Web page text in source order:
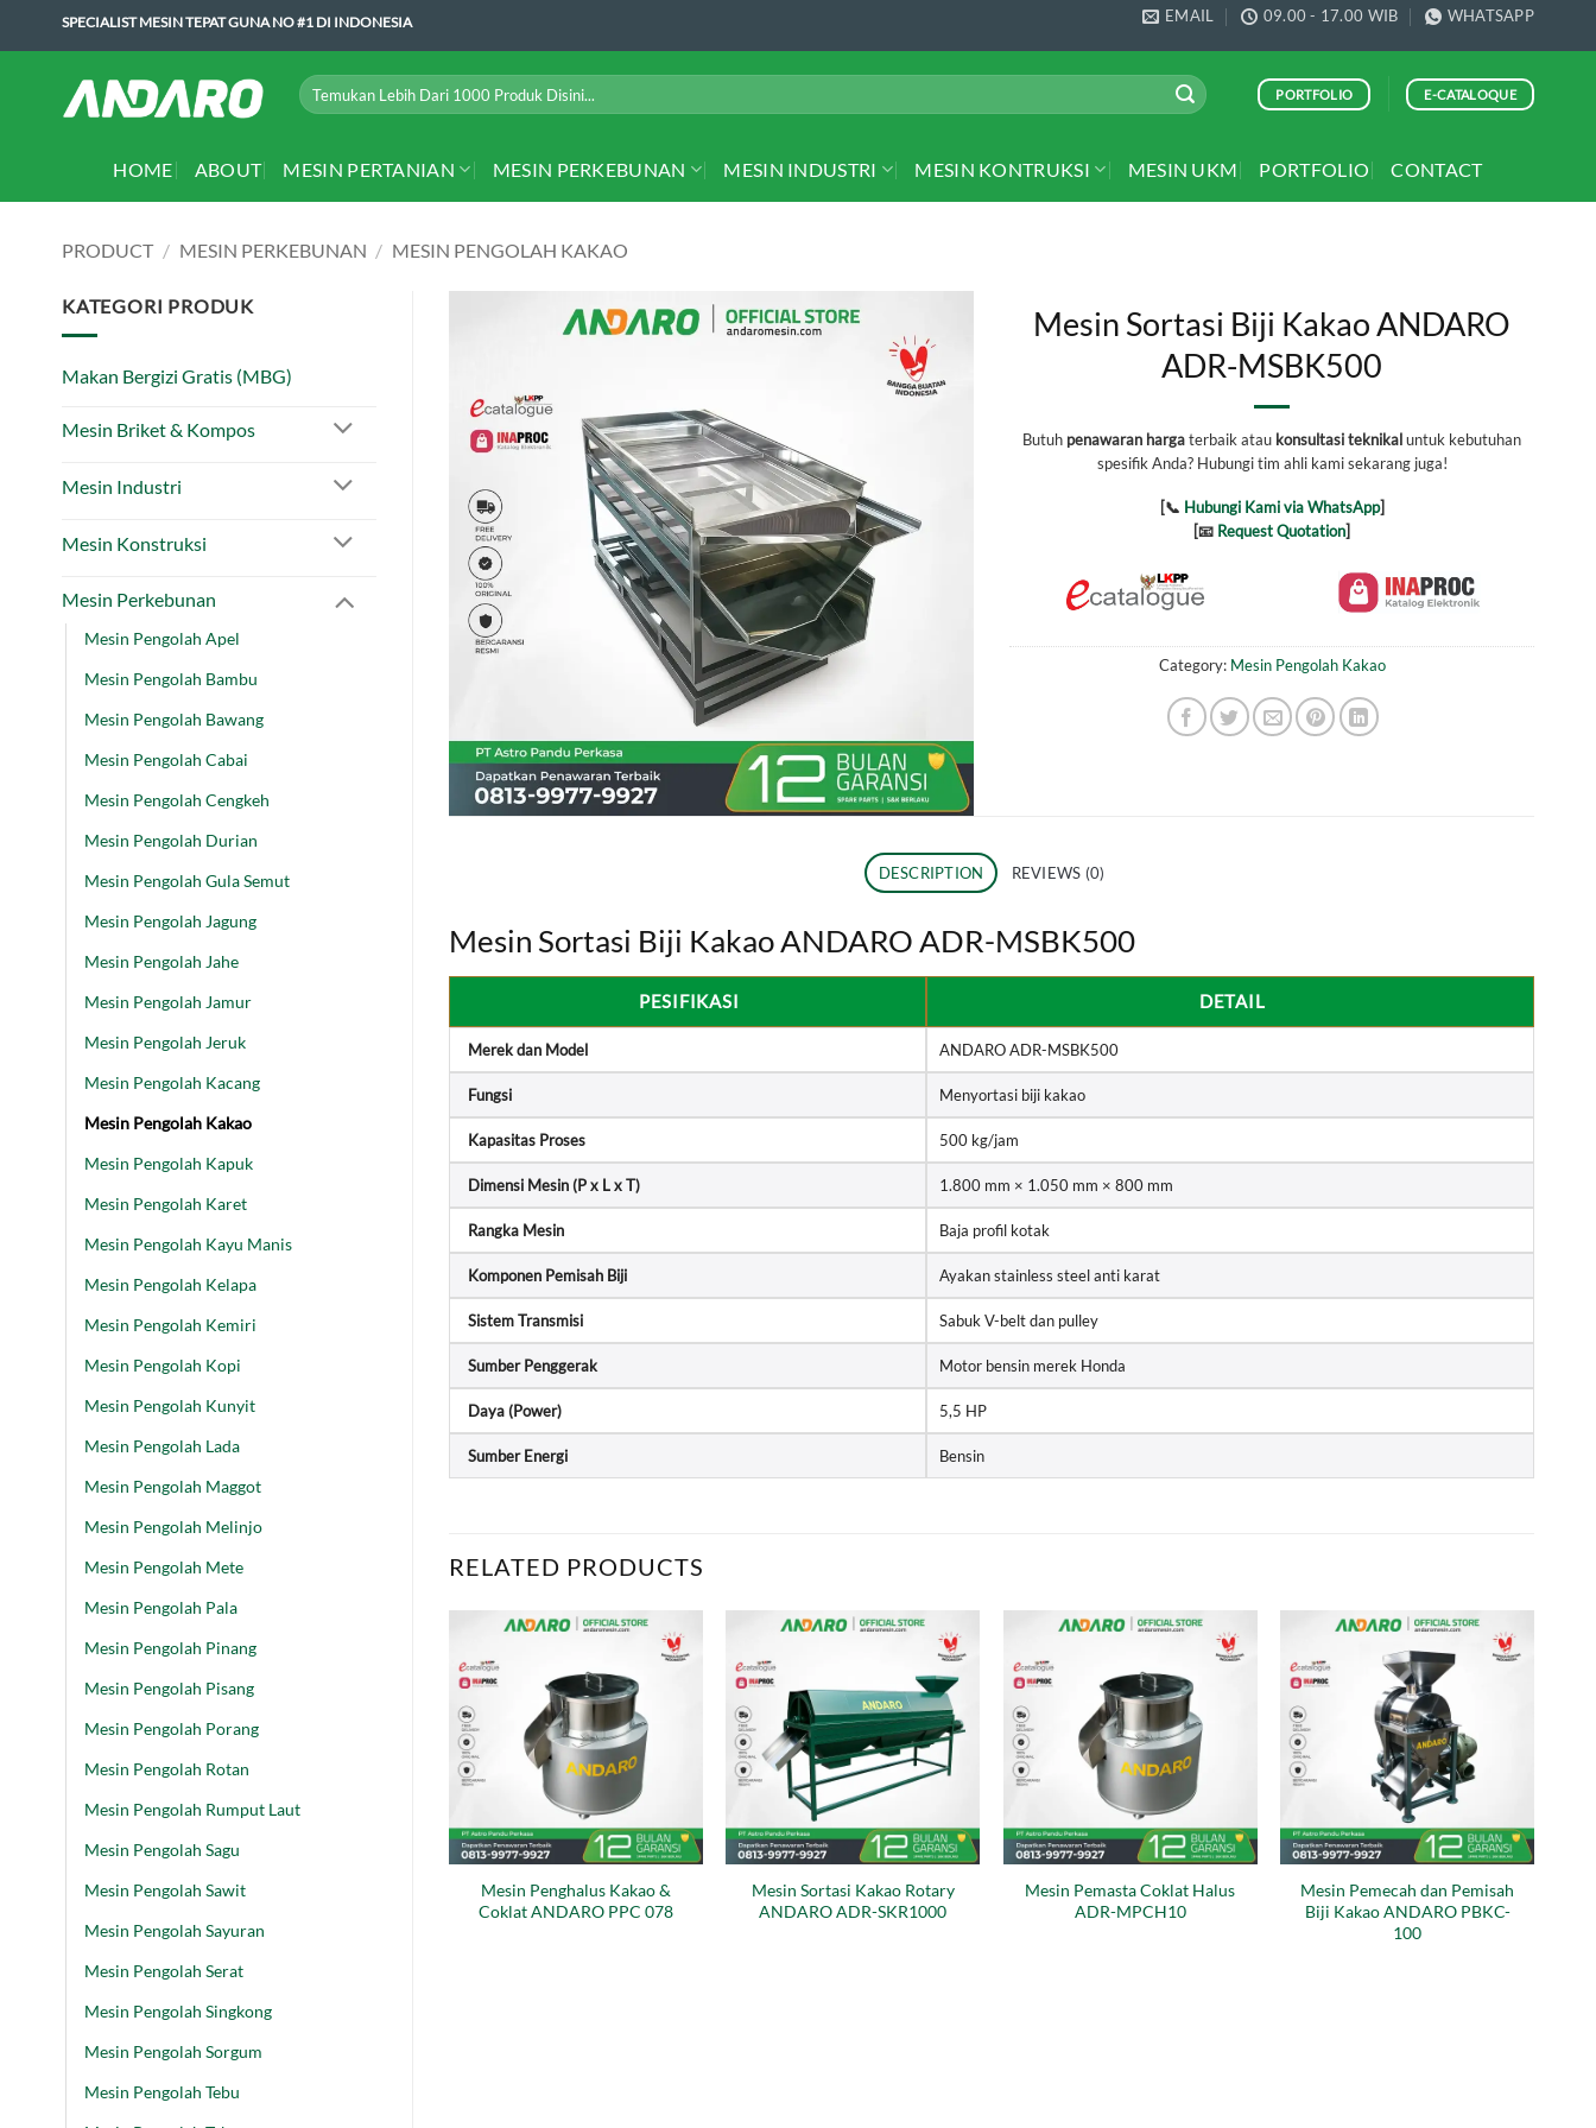
SPECIALIST MESIN TEPAT GUNA NO #1 DI INDONESIA EMAIL 09.00 - 17.00 WIB WHATSAPP
Search
for:
PORTFOLIO E-CATALOQUE
HOME ABOUT MESIN PERTANIAN MESIN PERKEBUNAN MESIN INDUSTRI MESIN KONTRUKSI MESIN UKM PORTFOLIO CONTACT
PRODUCT / MESIN PERKEBUNAN / MESIN PENGOLAH KAKAO
KATEGORI PRODUK
Makan Bergizi Gratis (MBG)
Mesin Briket & Kompos
Mesin Industri
Mesin Konstruksi
Mesin Perkebunan
Mesin Pengolah Apel
Mesin Pengolah Bambu
Mesin Pengolah Bawang
Mesin Pengolah Cabai
Mesin Pengolah Cengkeh
Mesin Pengolah Durian
Mesin Pengolah Gula Semut
Mesin Pengolah Jagung
Mesin Pengolah Jahe
Mesin Pengolah Jamur
Mesin Pengolah Jeruk
Mesin Pengolah Kacang
Mesin Pengolah Kakao
Mesin Pengolah Kapuk
Mesin Pengolah Karet
Mesin Pengolah Kayu Manis
Mesin Pengolah Kelapa
Mesin Pengolah Kemiri
Mesin Pengolah Kopi
Mesin Pengolah Kunyit
Mesin Pengolah Lada
Mesin Pengolah Maggot
Mesin Pengolah Melinjo
Mesin Pengolah Mete
Mesin Pengolah Pala
Mesin Pengolah Pinang
Mesin Pengolah Pisang
Mesin Pengolah Porang
Mesin Pengolah Rotan
Mesin Pengolah Rumput Laut
Mesin Pengolah Sagu
Mesin Pengolah Sawit
Mesin Pengolah Sayuran
Mesin Pengolah Serat
Mesin Pengolah Singkong
Mesin Pengolah Sorgum
Mesin Pengolah Tebu
Mesin Sortasi Biji Kakao ANDARO
ADR-MSBK500
Butuh penawaran hargaterbaik atau konsultasi teknikaluntuk kebutuhan
spesifik Anda? Hubungi tim ahli kami sekarang juga!
[📞 Hubungi Kami via WhatsApp]
[📧 Request Quotation]
Category: Mesin Pengolah Kakao
DESCRIPTION REVIEWS (0)
Mesin Sortasi Biji Kakao ANDARO ADR-MSBK500
PESIFIKASI DETAIL
Merek dan Model ANDARO ADR-MSBK500
Fungsi Menyortasi biji kakao
Kapasitas Proses 500 kg/jam
Dimensi Mesin (P x L x T) 1.800 mm × 1.050 mm × 800 mm
Rangka Mesin Baja profil kotak
Komponen Pemisah Biji Ayakan stainless steel anti karat
Sistem Transmisi Sabuk V-belt dan pulley
Sumber Penggerak Motor bensin merek Honda
Daya (Power) 5,5 HP
Sumber Energi Bensin
RELATED PRODUCTS
Mesin Penghalus Kakao &
Coklat ANDARO PPC 078
Mesin Sortasi Kakao Rotary
ANDARO ADR-SKR1000
Mesin Pemasta Coklat Halus
ADR-MPCH10
Mesin Pemecah dan Pemisah
Biji Kakao ANDARO PBKC-
100